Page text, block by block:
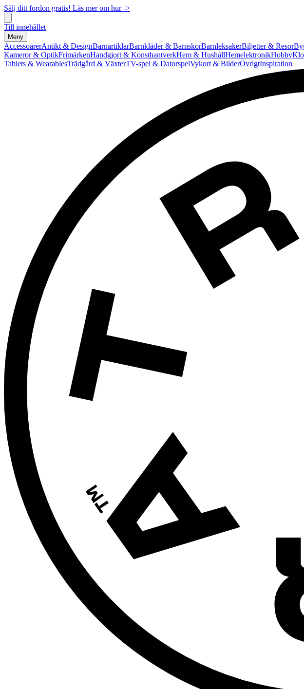
Sälj ditt fordon gratis! Läs mer om hur ->
Till innehållet
Meny
AccessoarerAntikt & DesignBarnartiklarBarnkläder & BarnskorBarnleksakerBiljetter & Resor
Kameror & OptikFrimärkenHandgjort & KonsthantverkHem & HushållHemelektronikHobby
Tablets & WearablesTrädgård & VäxterTV-spel & DatorspelVykort & BilderÖvrigtInspiration